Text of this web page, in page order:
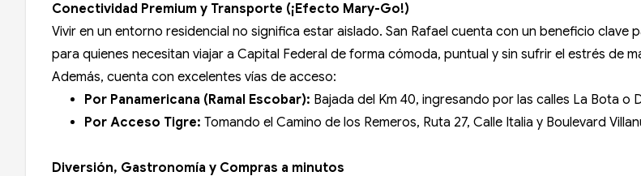
Conectividad Premium y Transporte (¡Efecto Mary-Go!)
Vivir en un entorno residencial no significa estar aislado. San Rafael cuenta con un beneficio clave
para quienes necesitan viajar a Capital Federal de forma cómoda, puntual y sin sufrir el estrés de
Además, cuenta con excelentes vías de acceso:
Por Panamericana (Ramal Escobar): Bajada del Km 40, ingresando por las calles La Bota o
Por Acceso Tigre: Tomando el Camino de los Remeros, Ruta 27, Calle Italia y Boulevard
Diversión, Gastronomía y Compras a minutos